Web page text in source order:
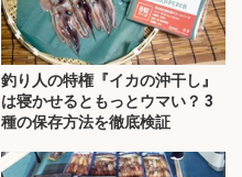
釣り人の特権『イカの沖干し』
は寝かせるともっとウマい？ 3
種の保存方法を徹底検証